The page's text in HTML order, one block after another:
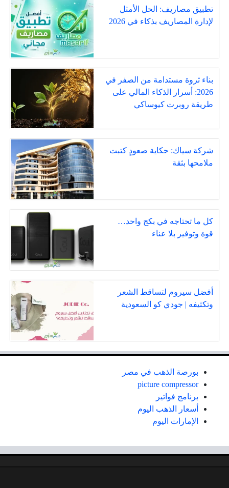
تطبيق مصاريف: الحل الأمثل
لإدارة المصاريف بذكاء في 2026
بناء ثروة مستدامة من الصفر في
2026: أسرار الذكاء المالي على
طريقة روبرت كيوساكي
شركة سياك: حكاية صعودٍ كتبت
ملامحها بثقة
كل ما تحتاجه في بكج واحد…
قوة وتوفير بلا عناء
أفضل سيروم لتساقط الشعر
وتكثيفه | جودي كو السعودية
بورصة الذهب في مصر
picture compressor
برنامج فواتير
أسعار الذهب اليوم
الإمارات اليوم